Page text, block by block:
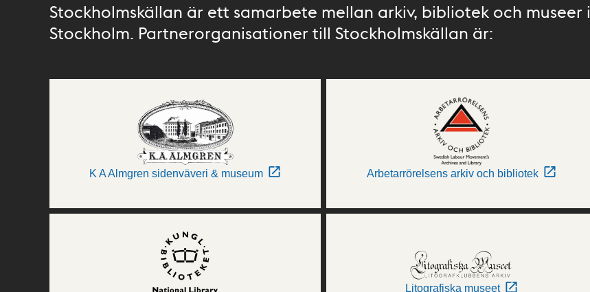
Stockholmskällan är ett samarbete mellan arkiv, bibliotek och museer i
Stockholm. Partnerorganisationer till Stockholmskällan är:
K A Almgren sidenväveri & museum Arbetarrörelsens arkiv och bibliotek
Litografiska museet